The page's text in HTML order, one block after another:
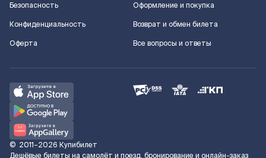
Безопасность
Конфиденциальность
Оферта
Оформление и покупка
Возврат и обмен билета
Все вопросы и ответы
© 2011–2026 Купибилет
Дешёвые билеты на самолёт и поезд, бронирование и онлайн-заказ